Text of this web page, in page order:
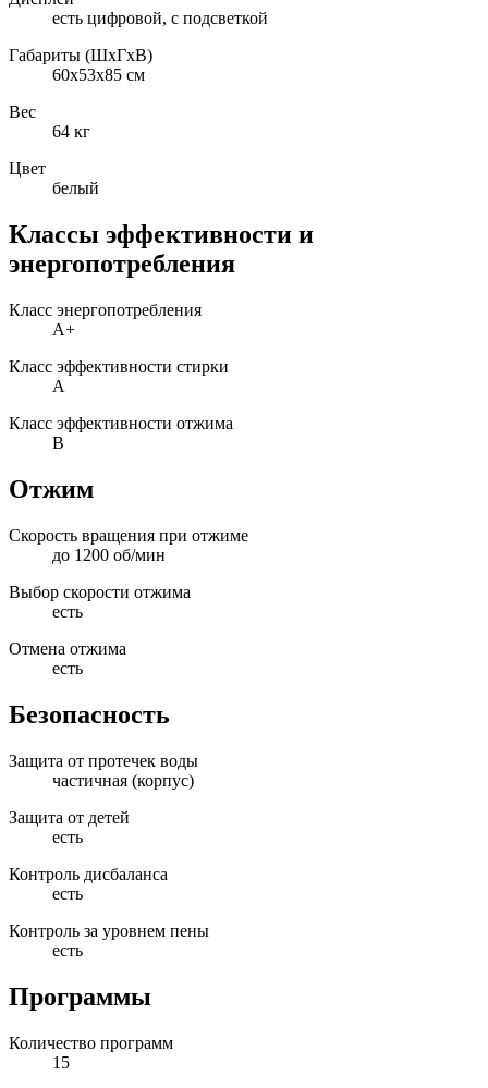
есть цифровой, с подсветкой
Габариты (ШxГxВ)
60x53x85 см
Вес
64 кг
Цвет
белый
Классы эффективности и
энергопотребления
Класс энергопотребления
A+
Класс эффективности стирки
A
Класс эффективности отжима
B
Отжим
Скорость вращения при отжиме
до 1200 об/мин
Выбор скорости отжима
есть
Отмена отжима
есть
Безопасность
Защита от протечек воды
частичная (корпус)
Защита от детей
есть
Контроль дисбаланса
есть
Контроль за уровнем пены
есть
Программы
Количество программ
15